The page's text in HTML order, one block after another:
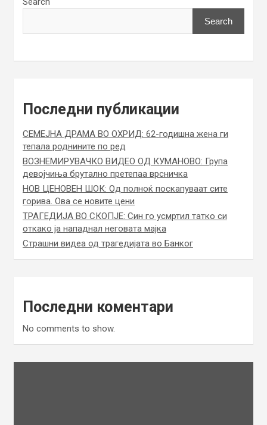
Search
Последни публикации
СЕМЕЈНА ДРАМА ВО ОХРИД: 62-годишна жена ги
тепала роднините по ред
ВОЗНЕМИРУВАЧКО ВИДЕО ОД КУМАНОВО: Група
девојчиња брутално претепаа врсничка
НОВ ЦЕНОВЕН ШОК: Од полноќ поскапуваат сите
горива. Ова се новите цени
ТРАГЕДИЈА ВО СКОПЈЕ: Син го усмртил татко си
откако ја нападнал неговата мајка
Страшни видеа од трагедијата во Банког
Последни коментари
No comments to show.